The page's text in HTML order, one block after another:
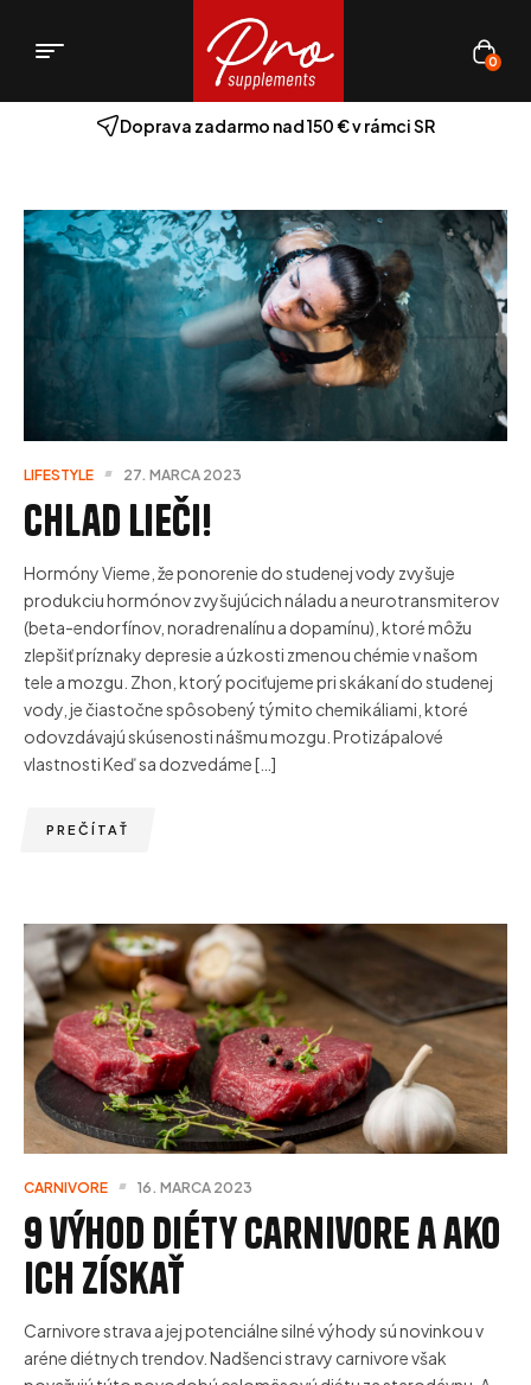
0
Doprava zadarmo nad 150 € v rámci SR
LIFESTYLE 27. MARCA 2023
Chlad lieči!
Hormóny Vieme, že ponorenie do studenej vody zvyšuje
produkciu hormónov zvyšujúcich náladu a neurotransmiterov
(beta-endorfínov, noradrenalínu a dopamínu), ktoré môžu
zlepšiť príznaky depresie a úzkosti zmenou chémie v našom
tele a mozgu. Zhon, ktorý pociťujeme pri skákaní do studenej
vody, je čiastočne spôsobený týmito chemikáliami, ktoré
odovzdávajú skúsenosti nášmu mozgu. Protizápalové
vlastnosti Keď sa dozvedáme […]
PREČÍTAŤ
CARNIVORE 16. MARCA 2023
9 výhod diéty carnivore a ako
ich získať
Carnivore strava a jej potenciálne silné výhody sú novinkou v
aréne diétnych trendov. Nadšenci stravy carnivore však